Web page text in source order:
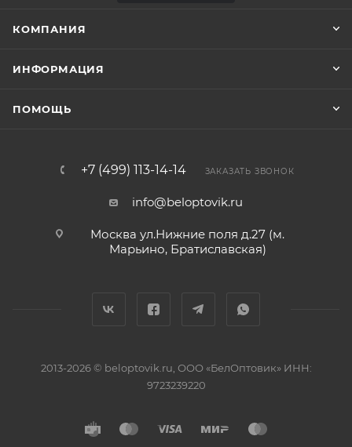
КОМПАНИЯ
ИНФОРМАЦИЯ
ПОМОЩЬ
+7 (499) 113-14-14 ЗАКАЗАТЬ ЗВОНОК
info@beloptovik.ru
Москва ул.Нижние поля д.27 (м.
Марьино, Братиславская)
2013-2026 © beloptovik.ru, ООО «БелОптовик» ИНН:
9723239220